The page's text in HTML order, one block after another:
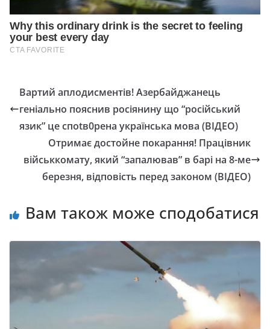
Вартий аплодисментів! Азербайджанець
геніально пояснив росіянину що “російський
язик” це cпotв0peнa українська мова (ВІДЕО)
Отримає достойне покарання! Працівник
військкомату, який “зaпaлювaв” в барі на 8-ме
березня, відповість перед законом (ВІДЕО)
Вам також може сподобатися